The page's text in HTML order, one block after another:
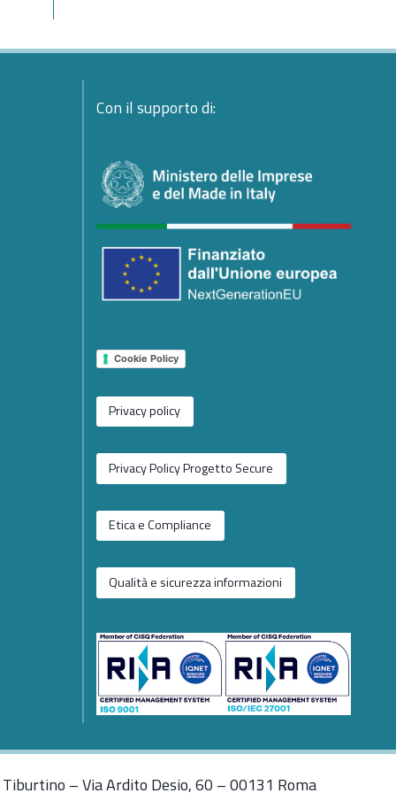
Con il supporto di:
Cookie Policy
Privacy policy
Privacy Policy Progetto Secure
Etica e Compliance
Qualità e sicurezza informazioni
– Via Ardito Desio, 60 – 00131 Roma